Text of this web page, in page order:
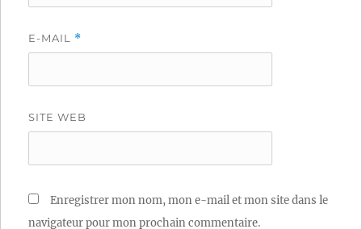
E-MAIL *
SITE WEB
Enregistrer mon nom, mon e-mail et mon site dans le
navigateur pour mon prochain commentaire.